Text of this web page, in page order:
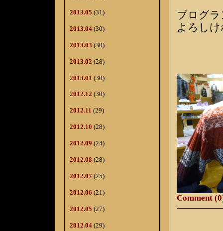
2013.05 (31)
2013.04 (30)
2013.03 (30)
2013.02 (28)
2013.01 (30)
2012.12 (30)
2012.11 (29)
2012.10 (28)
2012.09 (24)
2012.08 (28)
2012.07 (25)
2012.06 (21)
2012.05 (27)
2012.04 (29)
ブログ
よろし
Comment